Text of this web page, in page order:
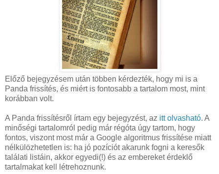
Előző bejegyzésem után többen kérdezték, hogy mi is a
Panda frissítés, és miért is fontosabb a tartalom most, mint
korábban volt.
A Panda frissítésről írtam egy bejegyzést, az itt olvasható. A
minőségi tartalomról pedig már régóta úgy tartom, hogy
fontos, viszont most már a Google algoritmus frissítése miatt
nélkülözhetetlen is: ha jó pozíciót akarunk fogni a keresők
találati listáin, akkor egyedi(!) és az embereket érdeklő
tartalmakat kell létrehoznunk.